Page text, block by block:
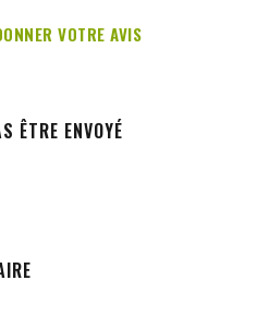
VOTRE AVIS
ÊTRE ENVOYÉ